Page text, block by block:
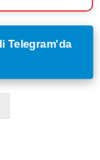
Telegram'da